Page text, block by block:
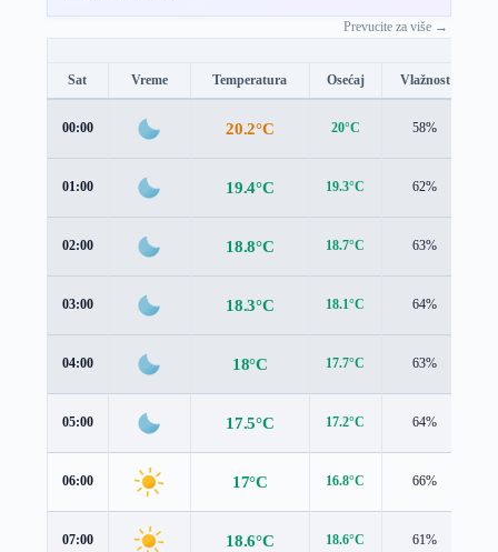
Prevucite za više →
Sat Vreme Temperatura Osećaj Vlažnost
00:00 20.2°C 20°C 58%
01:00 19.4°C 19.3°C 62%
02:00 18.8°C 18.7°C 63%
03:00 18.3°C 18.1°C 64%
04:00 18°C 17.7°C 63%
05:00 17.5°C 17.2°C 64%
06:00 17°C 16.8°C 66%
07:00 18.6°C 18.6°C 61%